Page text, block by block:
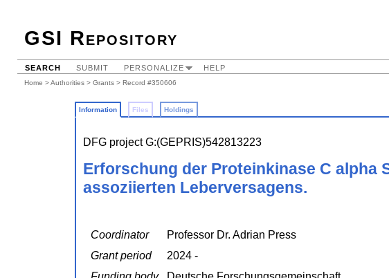
GSI Repository
SEARCH SUBMIT PERSONALIZE HELP
Home >Authorities > Grants > Record #350606
Information Files Holdings
DFG project G:(GEPRIS)542813223
Erforschung der Proteinkinase C alpha
assoziierten Leberversagens.
Coordinator
Professor Dr. Adrian Press
Grant period
2024 -